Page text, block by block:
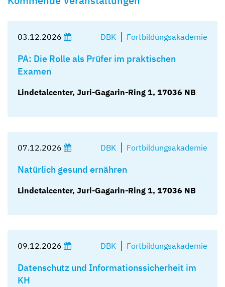
03.12.2026 DBK Fortbildungsakademie
PA: Die Rolle als Prüfer im praktischen
Examen
Lindetalcenter, Juri-Gagarin-Ring 1, 17036 NB
07.12.2026 DBK Fortbildungsakademie
Natürlich gesund ernähren
Lindetalcenter, Juri-Gagarin-Ring 1, 17036 NB
09.12.2026 DBK Fortbildungsakademie
Datenschutz und Informationssicherheit im
KH